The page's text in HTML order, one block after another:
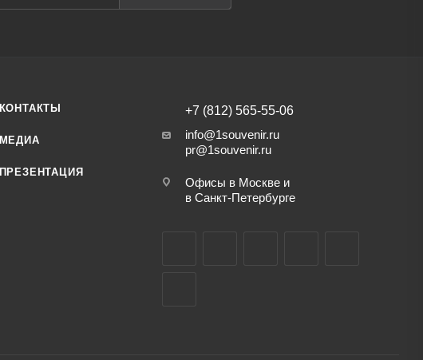
КОНТАКТЫ
МЕДИА
ПРЕЗЕНТАЦИЯ
+7 (812) 565-55-06
info@1souvenir.ru
pr@1souvenir.ru
Офисы в Москве и
в Санкт-Петербурге